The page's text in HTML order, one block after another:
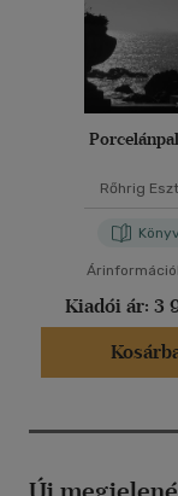
Rőhrig
Könyv
Kiadói ár: 3